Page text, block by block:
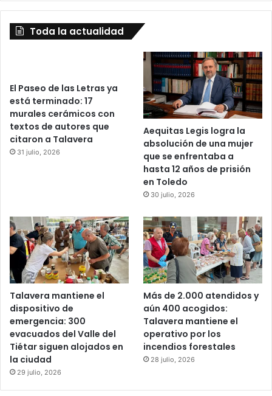
Toda la actualidad
El Paseo de las Letras ya
está terminado: 17
murales cerámicos con
textos de autores que
citaron a Talavera
31 julio, 2026
Aequitas Legis logra la
absolución de una mujer
que se enfrentaba a
hasta 12 años de prisión
en Toledo
30 julio, 2026
Talavera mantiene el
dispositivo de
emergencia: 300
evacuados del Valle del
Tiétar siguen alojados en
la ciudad
29 julio, 2026
Más de 2.000 atendidos y
aún 400 acogidos:
Talavera mantiene el
operativo por los
incendios forestales
28 julio, 2026